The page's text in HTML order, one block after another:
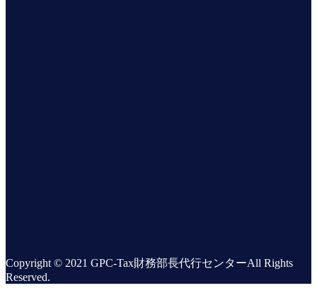
Copyright © 2021 GPC-Tax財務部長代行センターAll Rights
Reserved.